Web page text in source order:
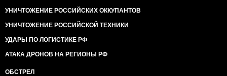
УНИЧТОЖЕНИЕ РОССИЙСКИХ ОККУПАНТОВ
УНИЧТОЖЕНИЕ РОССИЙСКОЙ ТЕХНИКИ
УДАРЫ ПО ЛОГИСТИКЕ РФ
АТАКА ДРОНОВ НА РЕГИОНЫ РФ
ОБСТРЕЛ